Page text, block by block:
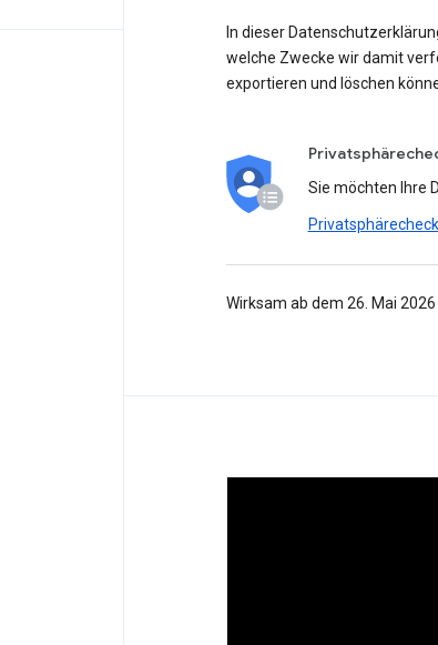
In dieser
welche Zwecke wir damit
exportieren und löschen
Sie möchten Ihre
Wirksam ab dem 26. Mai 2026